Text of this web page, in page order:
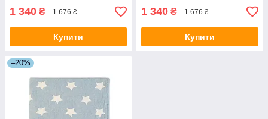
1 340 ₴ 1 676 ₴
Купити
1 340 ₴ 1 676 ₴
Купити
–20%